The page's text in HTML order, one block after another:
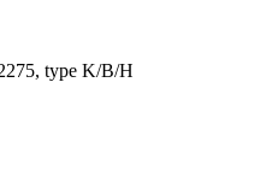
type K/B/H